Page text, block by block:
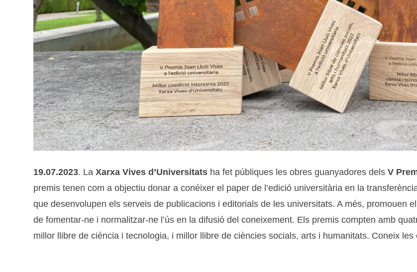
19.07.2023. LaXarxa Vives d’Universitats ha fet públiques les obres guanyadores delsV
premis tenen com a objectiu donar a conéixer el paper de l’edició universitària en la
que desenvolupen els serveis de publicacions i editorials de les universitats. A més, promouen
de fomentar-ne i normalitzar-ne l’ús en la difusió del coneixement. Els premis compten amb
millor llibre de ciència i tecnologia, i millor llibre de ciències socials, arts i humanitats. Coneix